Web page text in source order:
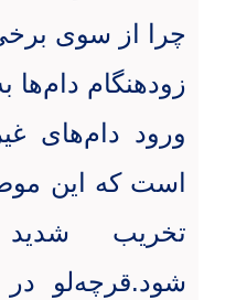
چرا از سوی
زودهنگام دام‌ها
ورود دام‌های
است که این
تخریب
شود.قرچه‌لو